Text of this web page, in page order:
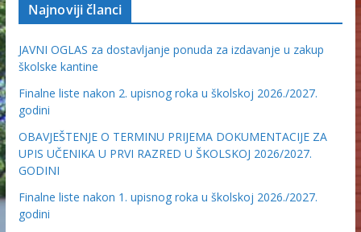
Najnoviji članci
JAVNI OGLAS za dostavljanje ponuda za izdavanje u zakup
školske kantine
Finalne liste nakon 2. upisnog roka u školskoj 2026./2027.
godini
OBAVJEŠTENJE O TERMINU PRIJEMA DOKUMENTACIJE ZA
UPIS UČENIKA U PRVI RAZRED U ŠKOLSKOJ 2026/2027.
GODINI
Finalne liste nakon 1. upisnog roka u školskoj 2026./2027.
godini